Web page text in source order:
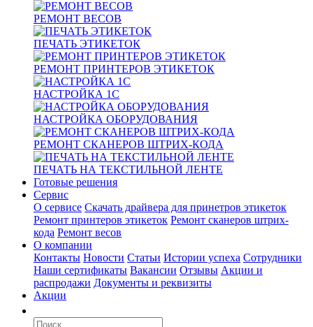
РЕМОНТ ВЕСОВ
ПЕЧАТЬ ЭТИКЕТОК
РЕМОНТ ПРИНТЕРОВ ЭТИКЕТОК
НАСТРОЙКА 1С
НАСТРОЙКА ОБОРУДОВАНИЯ
РЕМОНТ СКАНЕРОВ ШТРИХ-КОДА
ПЕЧАТЬ НА ТЕКСТИЛЬНОЙ ЛЕНТЕ
Готовые решения
Сервис
О сервисе Скачать драйвера для принетров этикеток
Ремонт принтеров этикеток Ремонт сканеров штрих-
кода Ремонт весов
О компании
Контакты Новости Статьи Истории успеха Сотрудники
Наши сертификаты Вакансии Отзывы Акции и
распродажи Документы и реквизиты
Акции